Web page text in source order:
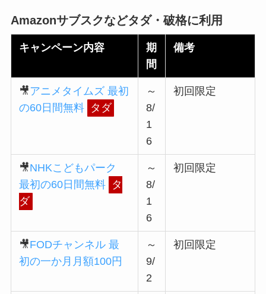
Amazonサブスクなどタダ・破格に利用
キャンペーン内容
期
間
備考
🎥アニメタイムズ 最初
の60日間無料 タダ
～
8/
1
6
初回限定
🎥NHKこどもパーク
最初の60日間無料 タ
ダ
～
8/
1
6
初回限定
🎥FODチャンネル 最
初の一か月月額100円
～
9/
2
初回限定